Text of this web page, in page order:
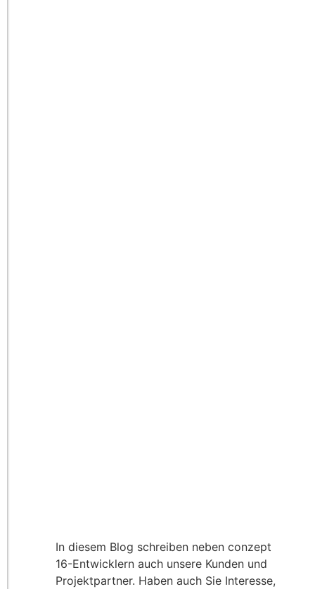
In diesem Blog schreiben neben conzept
16-Entwicklern auch unsere Kunden und
Projektpartner. Haben auch Sie Interesse,